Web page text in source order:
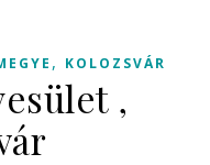
, KOLOZSVÁR
,